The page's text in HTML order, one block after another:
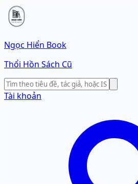
Ngọc Hiển Book
Thổi Hồn Sách Cũ
Tài khoản